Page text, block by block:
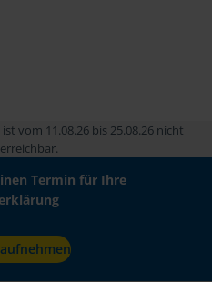
vom 11.08.26 bis 25.08.26 nicht
erreichbar.
Termin für Ihre